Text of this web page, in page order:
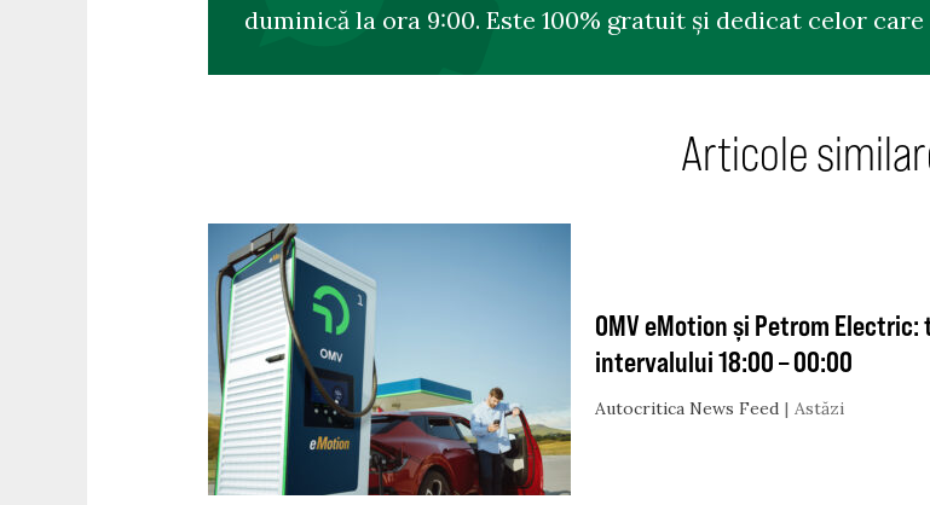
duminică la ora 9:00. Este 100% gratuit și dedicat celor
Articole
OMV eMotion și Petrom
intervalului 18:00 – 00:00
Autocritica News Feed Astăzi